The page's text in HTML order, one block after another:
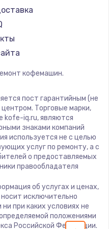
Supra
кофемашин.
пост гарантийным (не
Торговые марки,
kofe-iq.ru, являются
знаками компаний
используется не с целью
услуг по ремонту, а с
о предоставляемых
правообладателя
об услугах и ценах,
исключительно
при каких условиях не
положениями
Российской Федерации.